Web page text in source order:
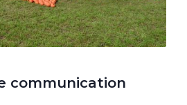
communication